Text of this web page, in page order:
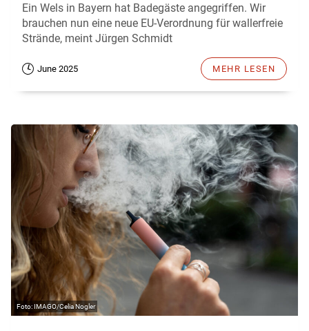
Ein Wels in Bayern hat Badegäste angegriffen. Wir
brauchen nun eine neue EU-Verordnung für wallerfreie
Strände, meint Jürgen Schmidt
June 2025 MEHR LESEN
IMAGO/Celia Nogler